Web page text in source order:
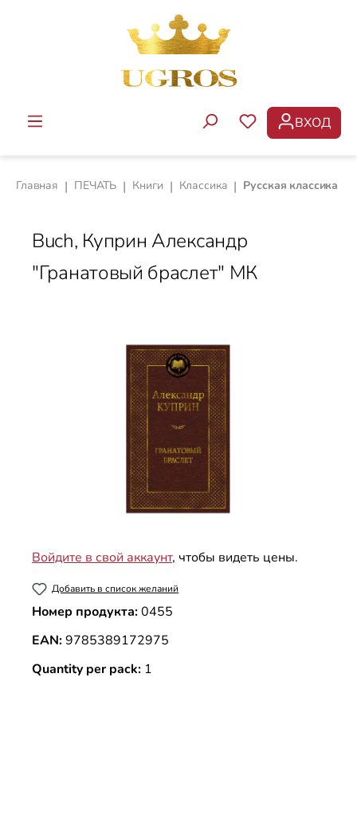
Перейти к основному содержанию
У ВАС ЕСТЬ
ВХОД
Главная | ПЕЧАТЬ | Книги | Классика | Русская классика
Buch, Куприн Александр
"Гранатовый браслет" МК
Войдите в свой аккаунт, чтобы видеть цены.
Добавить в список желаний
Номер продукта:0455
EAN:9785389172975
Quantity per pack: 1